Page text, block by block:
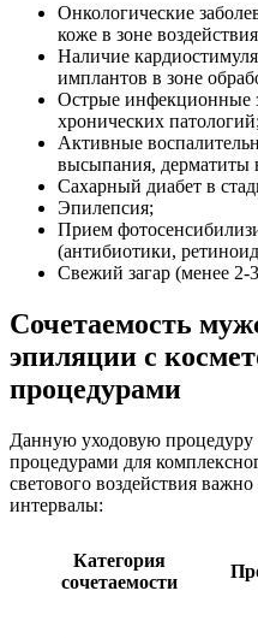
Онкологические
коже в зоне
Наличие
имплантов в зоне
Острые инфекционные
хронических патологий;
Активные
высыпания, дерматиты
Сахарный диабет в
Эпилепсия;
Прием
(антибиотики,
Свежий загар (менее 2-
Сочетаемость
эпиляции с
процедурами
Данную уходовую
процедурами для
светового воздействия
интервалы:
Категория
сочетаемости